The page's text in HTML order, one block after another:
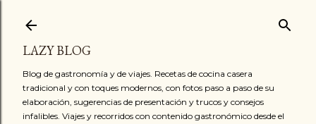
LAZY BLOG
Blog de gastronomía y de viajes. Recetas de cocina casera
tradicional y con toques modernos, con fotos paso a paso de su
elaboración, sugerencias de presentación y trucos y consejos
infalibles. Viajes y recorridos con contenido gastronómico desde el